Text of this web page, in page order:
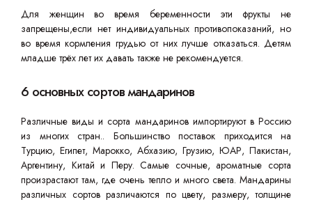
Для женщин во время беременности эти фрукты не
запрещены,если нет индивидуальных противопоказаний, но
во время кормления грудью от них лучше отказаться. Детям
младше трёх лет их давать также не рекомендуется.
6 основных сортов мандаринов
Различные виды и сорта мандаринов импортируют в Россию
из многих стран.. Большинство поставок приходится на
Турцию, Египет, Марокко, Абхазию, Грузию, ЮАР, Пакистан,
Аргентину, Китай и Перу. Самые сочные, ароматные сорта
произрастают там, где очень тепло и много света. Мандарины
различных сортов различаются по цвету, размеру, толщине